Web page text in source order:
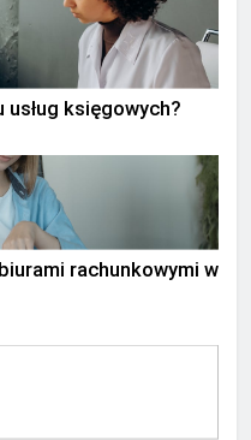
księgowych?
rachunkowymi w